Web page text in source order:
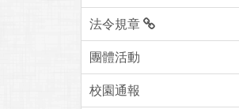
法令規章
團體活動
校園通報